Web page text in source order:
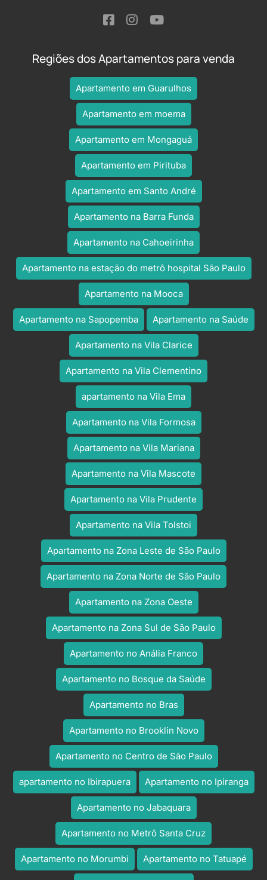
Regiões dos Apartamentos para venda
Apartamento em Guarulhos
Apartamento em moema
Apartamento em Mongaguá
Apartamento em Pirituba
Apartamento em Santo André
Apartamento na Barra Funda
Apartamento na Cahoeirinha
Apartamento na estação do metrô hospital São Paulo
Apartamento na Mooca
Apartamento na Sapopemba Apartamento na Saúde
Apartamento na Vila Clarice
Apartamento na Vila Clementino
apartamento na Vila Ema
Apartamento na Vila Formosa
Apartamento na Vila Mariana
Apartamento na Vila Mascote
Apartamento na Vila Prudente
Apartamento na Vila Tolstoi
Apartamento na Zona Leste de São Paulo
Apartamento na Zona Norte de São Paulo
Apartamento na Zona Oeste
Apartamento na Zona Sul de São Paulo
Apartamento no Anália Franco
Apartamento no Bosque da Saúde
Apartamento no Bras
Apartamento no Brooklin Novo
Apartamento no Centro de São Paulo
apartamento no Ibirapuera Apartamento no Ipiranga
Apartamento no Jabaquara
Apartamento no Metrô Santa Cruz
Apartamento no Morumbi Apartamento no Tatuapé